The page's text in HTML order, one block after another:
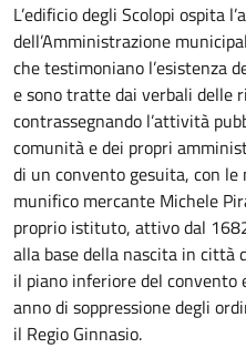
L’edificio degli Scolopi ospita
dell’Amministrazione
che testimoniano l’esistenza
e sono tratte dai verbali delle
contrassegnando l’attività
comunità e dei propri
di un convento gesuita, con
munifico mercante Michele
proprio istituto, attivo dal
alla base della nascita in città
il piano inferiore del
anno di soppressione degli
il Regio Ginnasio.